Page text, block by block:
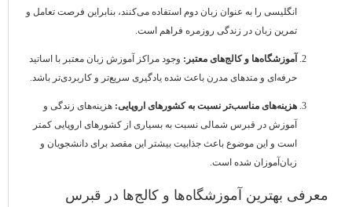
انگلیسی را به عنوان زبان دوم استفاده می‌کنند، بنابراین فرصت تعامل و
تمرین زبان در زندگی روزمره فراهم است.
آموزشگاه‌ها و کالج‌های معتبر: وجود مراکز آموزش زبان معتبر با اساتید
حرفه‌ای و متدهای مدرن باعث شده یادگیری سریع‌تر و کاربردی‌تر باشد.
هزینه‌های مناسب‌تر نسبت به کشورهای اروپایی: هزینه‌های زندگی و
آموزش در قبرس شمالی نسبت به بسیاری از کشورهای اروپایی کمتر
است و این موضوع باعث جذابیت بیشتر این مقصد برای دانشجویان و
زبان‌آموزان شده است.
معرفی بهترین آموزشگاه‌ها و کالج‌ها در قبرس